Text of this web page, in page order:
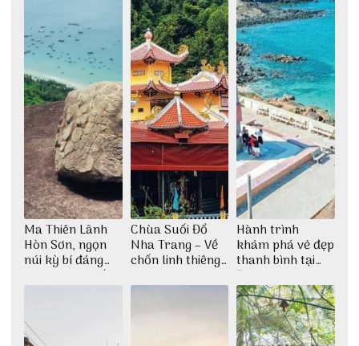
Ma Thiên Lãnh
Hòn Sơn, ngọn
núi kỳ bí đáng
khám phá nhất
Chùa Suối Đổ
Nha Trang – Về
chốn linh thiêng
thiền định
Hành trình
khám phá vẻ đẹp
thanh bình tại
Đảo Phú Quý